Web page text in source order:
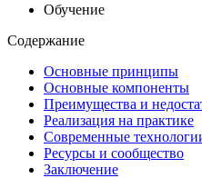
Обучение
Содержание
Основные принципы
Основные компоненты
Преимущества и
Реализация на практике
Современные
Ресурсы и сообщество
Заключение